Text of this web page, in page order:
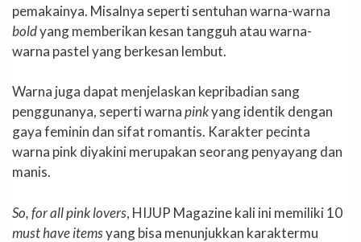
pemakainya. Misalnya seperti sentuhan warna-warna
boldyang memberikan kesan tangguh atau warna-
warna pastel yang berkesan lembut.
Warna juga dapat menjelaskan kepribadian sang
penggunanya, seperti warnapinkyang identik dengan
gaya feminin dan sifat romantis. Karakter pecinta
warna pink diyakini merupakan seorang penyayang dan
manis.
So, for all pink lovers, HIJUP Magazine kali ini memiliki 10
must have itemsyang bisa menunjukkan karaktermu